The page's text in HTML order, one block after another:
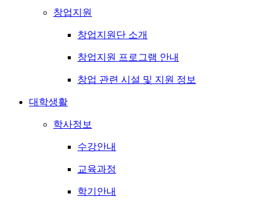
창업지원
창업지원단 소개
창업지원 프로그램 안내
창업 관련 시설 및 지원 정보
대학생활
학사정보
수강안내
교육과정
학기안내